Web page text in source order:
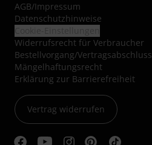
AGB/Impressum
Datenschutzhinweise
Widerrufsrecht für Verbraucher
Bestellvorgang/Vertragsabschluss
Mängelhaftungsrecht
Erklärung zur Barrierefreiheit
Vertrag widerrufen